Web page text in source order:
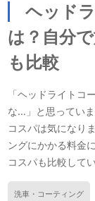
ヘッド
は？自分
も比較
「ヘッドライトコ
な…」と思ってい
コスパは気になり
ングにかかる料金
コスパも比較して
洗車・コーティング